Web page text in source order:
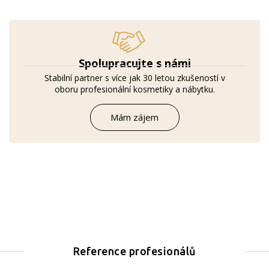
Spolupracujte s námi
Stabilní partner s více jak 30 letou zkušeností v
oboru profesionální kosmetiky a nábytku.
Mám zájem
Reference profesionálů